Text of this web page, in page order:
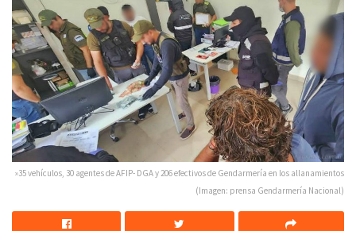
»35 vehículos, 30 agentes de AFIP- DGA y 206 efectivos de Gendarmería en los allanamientos
(Imagen: prensa Gendarmería Nacional)